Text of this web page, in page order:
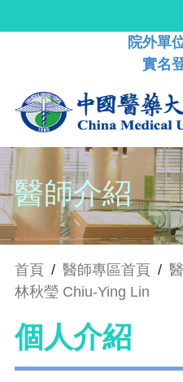
院外單
實名
醫師介紹
首頁 / 醫師專區首頁 /
林秋瑩 Chiu-Ying Lin
個人介紹